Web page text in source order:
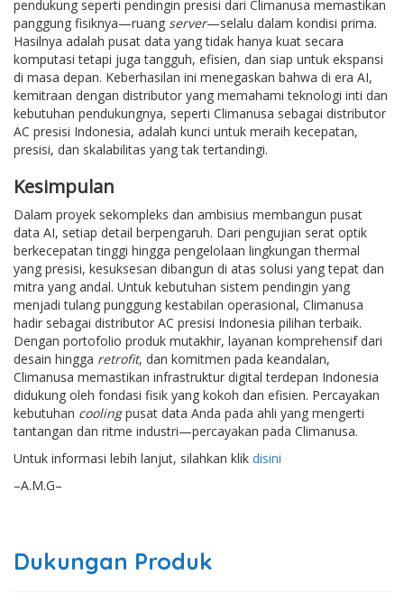
pendukung seperti pendingin presisi dari Climanusa memastikan
panggung fisiknya—ruang server—selalu dalam kondisi prima.
Hasilnya adalah pusat data yang tidak hanya kuat secara
komputasi tetapi juga tangguh, efisien, dan siap untuk ekspansi
di masa depan. Keberhasilan ini menegaskan bahwa di era AI,
kemitraan dengan distributor yang memahami teknologi inti dan
kebutuhan pendukungnya, seperti Climanusa sebagai distributor
AC presisi Indonesia, adalah kunci untuk meraih kecepatan,
presisi, dan skalabilitas yang tak tertandingi.
Kesimpulan
Dalam proyek sekompleks dan ambisius membangun pusat
data AI, setiap detail berpengaruh. Dari pengujian serat optik
berkecepatan tinggi hingga pengelolaan lingkungan thermal
yang presisi, kesuksesan dibangun di atas solusi yang tepat dan
mitra yang andal. Untuk kebutuhan sistem pendingin yang
menjadi tulang punggung kestabilan operasional, Climanusa
hadir sebagai distributor AC presisi Indonesia pilihan terbaik.
Dengan portofolio produk mutakhir, layanan komprehensif dari
desain hingga retrofit, dan komitmen pada keandalan,
Climanusa memastikan infrastruktur digital terdepan Indonesia
didukung oleh fondasi fisik yang kokoh dan efisien. Percayakan
kebutuhan coolingpusat data Anda pada ahli yang mengerti
tantangan dan ritme industri—percayakan pada Climanusa.
Untuk informasi lebih lanjut, silahkan klik disini
–A.M.G–
Dukungan Produk